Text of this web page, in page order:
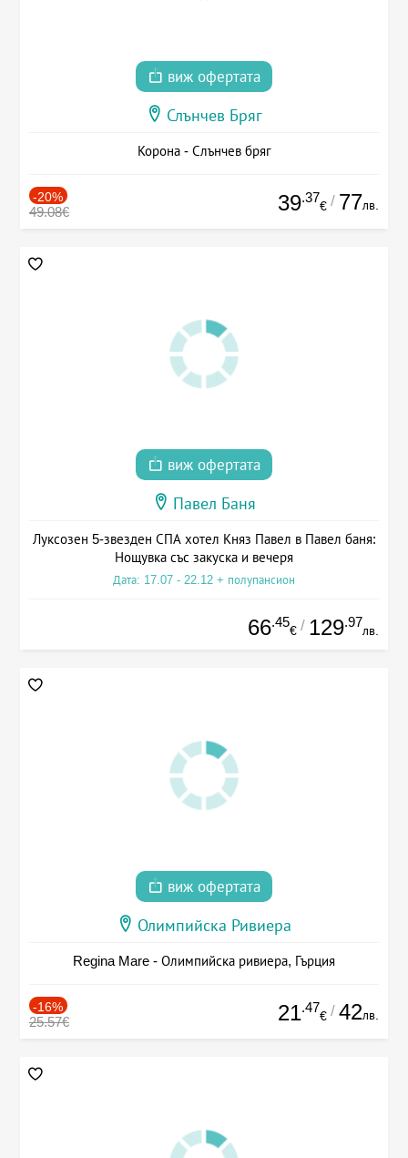
виж офертата
Слънчев Бряг
Корона - Слънчев бряг
-20%
49.08€ 39.37
€ / 77лв.
виж офертата
Павел Баня
Луксозен 5-звезден СПА хотел Княз Павел в Павел баня:
Нощувка със закуска и вечеря
Дата: 17.07 - 22.12 + полупансион
66.45
€ / 129.97
лв.
виж офертата
Олимпийска Ривиера
Regina Mare - Олимпийска ривиера, Гърция
-16%
25.57€ 21.47
€ / 42лв.